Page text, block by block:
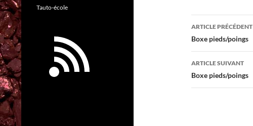
Navigation
des
articles
ARTICLE PRÉCÉDENT
Boxe pieds/poings
ARTICLE SUIVANT
Boxe pieds/poings
Tauto-école